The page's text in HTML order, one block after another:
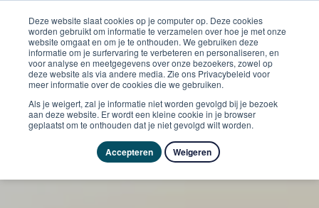
Deze website slaat cookies op je computer op. Deze cookies
worden gebruikt om informatie te verzamelen over hoe je met onze
website omgaat en om je te onthouden. We gebruiken deze
informatie om je surfervaring te verbeteren en personaliseren, en
voor analyse en meetgegevens over onze bezoekers, zowel op
deze website als via andere media. Zie ons Privacybeleid voor
meer informatie over de cookies die we gebruiken.
Als je weigert, zal je informatie niet worden gevolgd bij je bezoek
aan deze website. Er wordt een kleine cookie in je browser
geplaatst om te onthouden dat je niet gevolgd wilt worden.
Accepteren Weigeren